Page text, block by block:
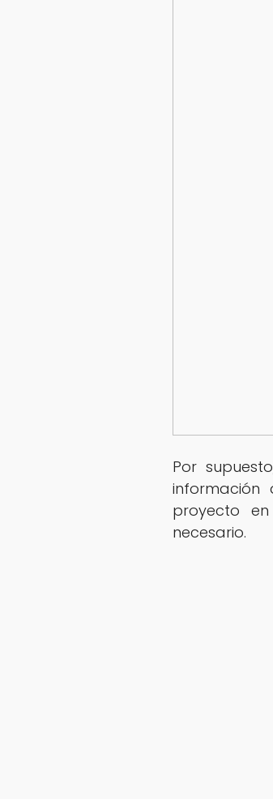
Por
información
proyecto
necesario.